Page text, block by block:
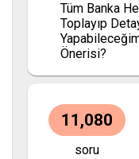
Tüm Banka
Toplayıp
Önerisi?
11,080
soru